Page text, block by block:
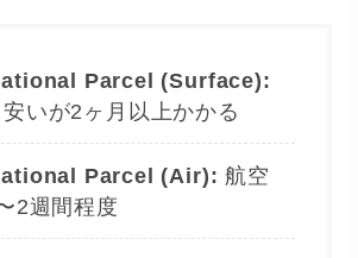
Parcel (Surface):
いが2ヶ月以上かかる
Parcel (Air): 航空
2週間程度